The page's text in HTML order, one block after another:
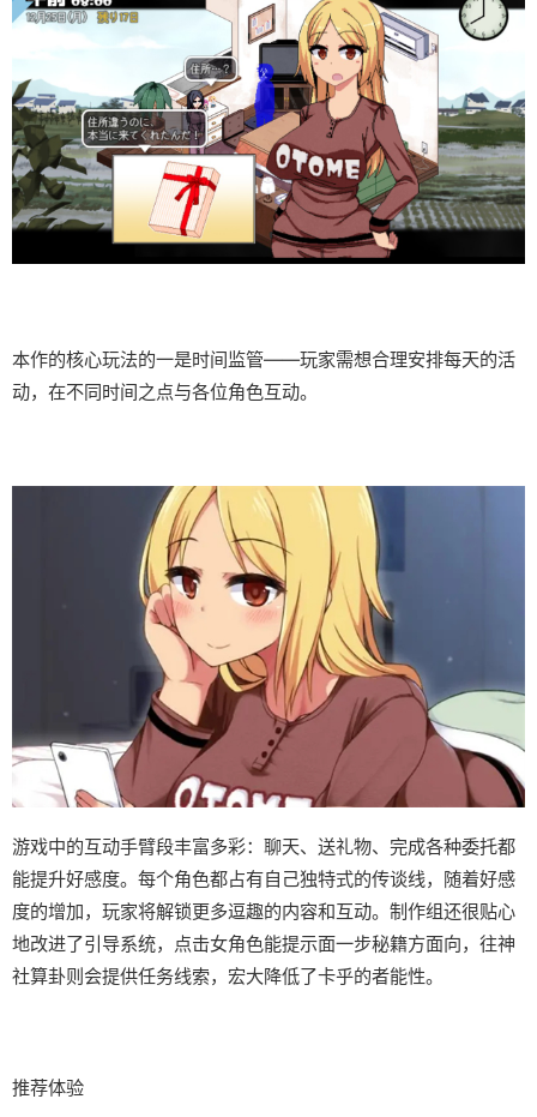
本作的核心玩法的一是时间监管——玩家需想合理安排每天的活
动，在不同时间之点与各位角色互动。
游戏中的​​互动手臂段丰富多彩​​：聊天、送礼物、完成各种委托都
能提升好感度。每个角色都占有自己独特式的传谈线，随着好感
度的增加，玩家将解锁更多逗趣的内容和互动。制作组还很贴心
地改进了引导系统，点击女角色能提示面一步秘籍方面向，往神
社算卦则会提供任务线索，宏大降低了卡乎的者能性。
推荐体验